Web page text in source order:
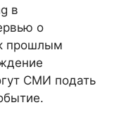
в
о
прошлым
СМИ подать